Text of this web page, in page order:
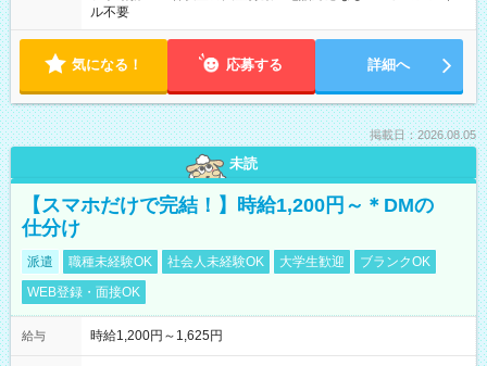
ル不要
気になる！ 応募する 詳細へ
掲載日：2026.08.05
未読
【スマホだけで完結！】時給1,200円～＊DMの
仕分け
派遣 職種未経験OK 社会人未経験OK 大学生歓迎
ブランクOK
WEB登録・面接OK
給与 時給1,200円～1,625円